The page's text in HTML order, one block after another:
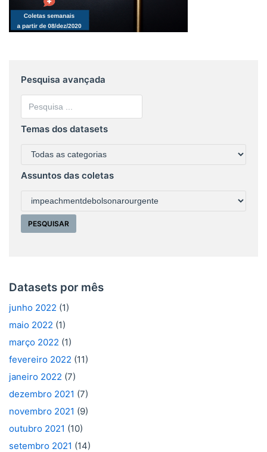
Pesquisa avançada
Temas dos datasets
Assuntos das coletas
Datasets por mês
junho 2022 (1)
maio 2022 (1)
março 2022 (1)
fevereiro 2022 (11)
janeiro 2022 (7)
dezembro 2021 (7)
novembro 2021 (9)
outubro 2021 (10)
setembro 2021 (14)